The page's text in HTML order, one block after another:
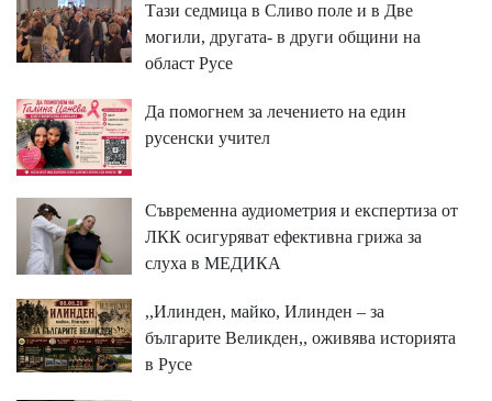
Тази седмица в Сливо поле и в Две
могили, другата- в други общини на
област Русе
Да помогнем за лечението на един
русенски учител
Съвременна аудиометрия и експертиза от
ЛКК осигуряват ефективна грижа за
слуха в МЕДИКА
,,Илинден, майко, Илинден – за
българите Великден,, оживява историята
в Русе